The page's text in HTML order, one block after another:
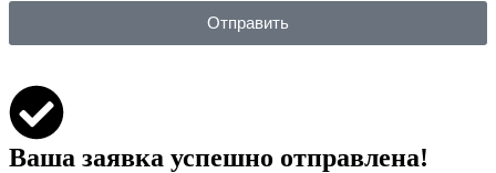
Отправить
Ваша заявка успешно отправлена!